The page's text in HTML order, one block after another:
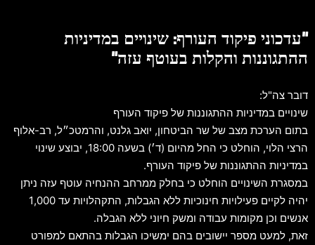
"עדכוני פיקוד העורף: שינויים במדיניות
ההתגוננות והקלות בעוטף עזה"
דובר צה"ל:
שינויים במדיניות ההתגוננות של פיקוד העורף
בתום הערכת מצב של שר הביטחון, יואב גלנט, והרמטכ״ל, רב-אלוף
הרצי הלוי, הוחלט כי החל מהיום (ד׳) בשעה 18:00, יבוצע שינוי
במדיניות ההתגוננות של פיקוד העורף.
במסגרת השינויים הוחלט כי בחלק ממרחב ההנחיה עוטף עזה ניתן
יהיה לקיים פעילויות חינוכיות ללא הגבלות, התקהלויות עד 1,000
אנשים וכן מקומות עבודה ומשק חיוני ללא הגבלה.
זאת, למעט מספר יישובים בהם ימשיכו הגבלות בהתאם למפורט